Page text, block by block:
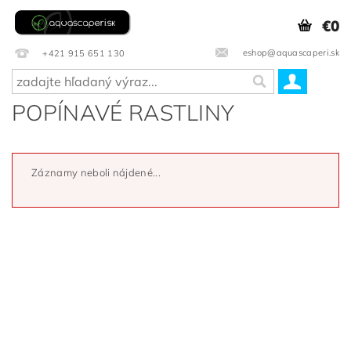
+421 915 651 130 eshop@aquascaperi.sk
€0
POPÍNAVÉ RASTLINY
Záznamy neboli nájdené...